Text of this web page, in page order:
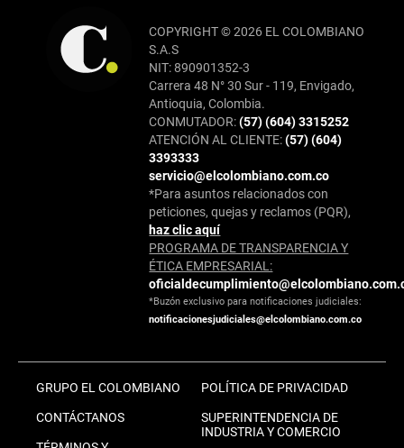
COPYRIGHT © 2026 EL COLOMBIANO
S.A.S
NIT: 890901352-3
Carrera 48 N° 30 Sur - 119, Envigado,
Antioquia, Colombia.
CONMUTADOR:(57) (604) 3315252
ATENCIÓN AL CLIENTE:(57) (604)
3393333
servicio@elcolombiano.com.co
*Para asuntos relacionados con
peticiones, quejas y reclamos (PQR),
haz clic aquí
PROGRAMA DE TRANSPARENCIA Y
ÉTICA EMPRESARIAL:
*Buzón exclusivo para notificaciones judiciales:
notificacionesjudiciales@elcolombiano.com.co
GRUPO EL COLOMBIANO
CONTÁCTANOS
POLÍTICA DE PRIVACIDAD
SUPERINTENDENCIA DE
INDUSTRIA Y COMERCIO